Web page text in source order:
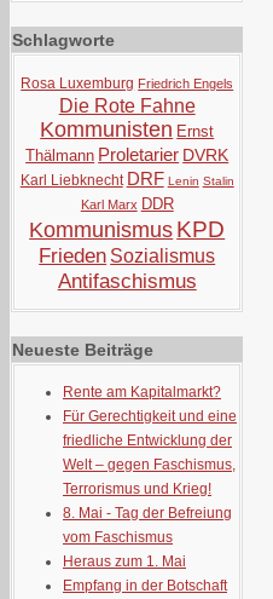
Schlagworte
Rosa Luxemburg Friedrich Engels
Die Rote Fahne
Kommunisten Ernst
Thälmann Proletarier DVRK
Karl Liebknecht DRF Lenin Stalin
Karl Marx DDR
Kommunismus KPD
Frieden Sozialismus
Antifaschismus
Neueste Beiträge
Rente am Kapitalmarkt?
Für Gerechtigkeit und eine
friedliche Entwicklung der
Welt – gegen Faschismus,
Terrorismus und Krieg!
8. Mai - Tag der Befreiung
vom Faschismus
Heraus zum 1. Mai
Empfang in der Botschaft